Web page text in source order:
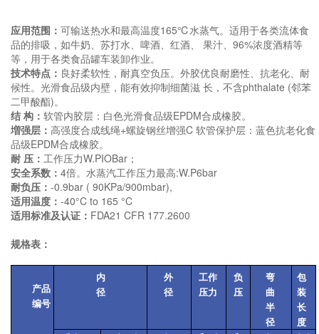
应用范围： 可输送热水和最高温度165℃水蒸气。适用于各类流体食
品的排吸，如牛奶、苏打水、啤酒、红酒、 果汁、96%浓度酒精等
等，用于各类食品罐车装卸作业。
技术特点： 良好柔软性，耐真空负压。外胶优良耐磨性、抗老化、耐
候性。光滑食品级内壁，能有效抑制细菌滋 长，不含phthalate (邻苯
二甲酸酯)。
结 构： 软管内胶层：白色光滑食品级EPDM合成橡胶。
増强层： 高强度合成线绳+螺旋钢丝增强C 软管保护层：蓝色抗老化食
品级EPDM合成橡胶。
耐 压： 工作压力W.PIOBar；
安全系数： 4倍。水蒸汽工作压力最高:W.P6bar
耐负压： -0.9bar ( 90KPa/900mbar),
适用温度： -40°C to 165 °C
适用标准及认证： FDA21 CFR 177.2600
规格表：
产品
编号
内
径
外
径
工作
压力
负
压
弯
曲
半
径
包
装
长
度